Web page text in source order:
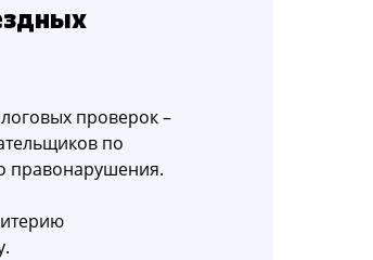
проверок –
по
правонарушения.